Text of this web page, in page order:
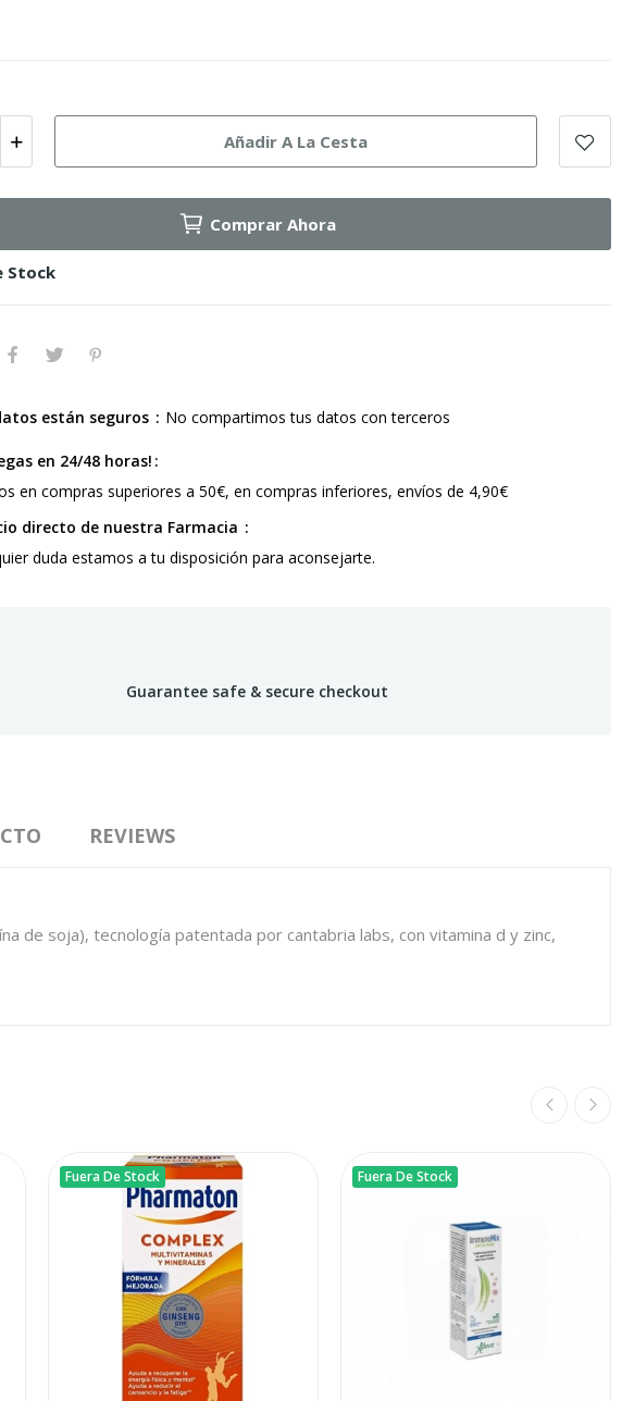
Añadir A La Cesta
Comprar Ahora
Stock
están seguros No compartimos tus datos con terceros
en 24/48 horas!
en compras superiores a 50€, en compras inferiores, envíos de 4,90€
directo de nuestra Farmacia
duda estamos a tu disposición para aconsejarte.
Guarantee safe & secure checkout
REVIEWS
de soja), tecnología patentada por cantabria labs, con vitamina d y zinc,
Fuera De Stock Fuera De Stock